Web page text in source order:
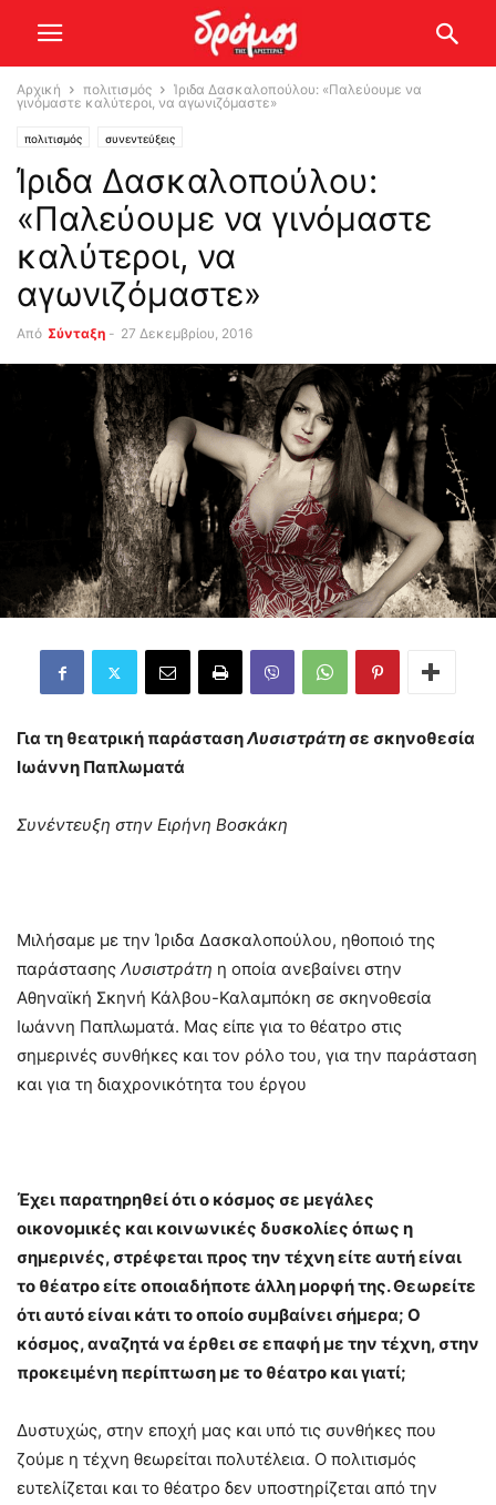
Αρχική πολιτισμός
Ίριδα Δασκαλοπούλου: «Παλεύουμε να
γινόμαστε καλύτεροι, να αγωνιζόμαστε»
πολιτισμός συνεντεύξεις
Ίριδα Δασκαλοπούλου:
«Παλεύουμε να γινόμαστε
καλύτεροι, να
αγωνιζόμαστε»
Από Σύνταξη - 27 Δεκεμβρίου, 2016
Για τη θεατρική παράστασηΛυσιστράτη σε σκηνοθεσία
Ιωάννη Παπλωματά
Συνέντευξη στην Ειρήνη Βοσκάκη
Μιλήσαμε με την Ίριδα Δασκαλοπούλου, ηθοποιό της
παράστασης Λυσιστράτη η οποία ανεβαίνει στην
Αθηναϊκή Σκηνή Κάλβου-Καλαμπόκη σε σκηνοθεσία
Ιωάννη Παπλωματά. Μας είπε για το θέατρο στις
σημερινές συνθήκες και τον ρόλο του, για την παράσταση
και για τη διαχρονικότητα του έργου
Έχει παρατηρηθεί ότι ο κόσμος σε μεγάλες
οικονομικές και κοινωνικές δυσκολίες όπως η
σημερινές, στρέφεται προς την τέχνη είτε αυτή είναι
το θέατρο είτε οποιαδήποτε άλλη μορφή της. Θεωρείτε
ότι αυτό είναι κάτι το οποίο συμβαίνει σήμερα; Ο
κόσμος, αναζητά να έρθει σε επαφή με την τέχνη, στην
προκειμένη περίπτωση με το θέατρο και γιατί;
Δυστυχώς, στην εποχή μας και υπό τις συνθήκες που
ζούμε η τέχνη θεωρείται πολυτέλεια. Ο πολιτισμός
ευτελίζεται και το θέατρο δεν υποστηρίζεται από την